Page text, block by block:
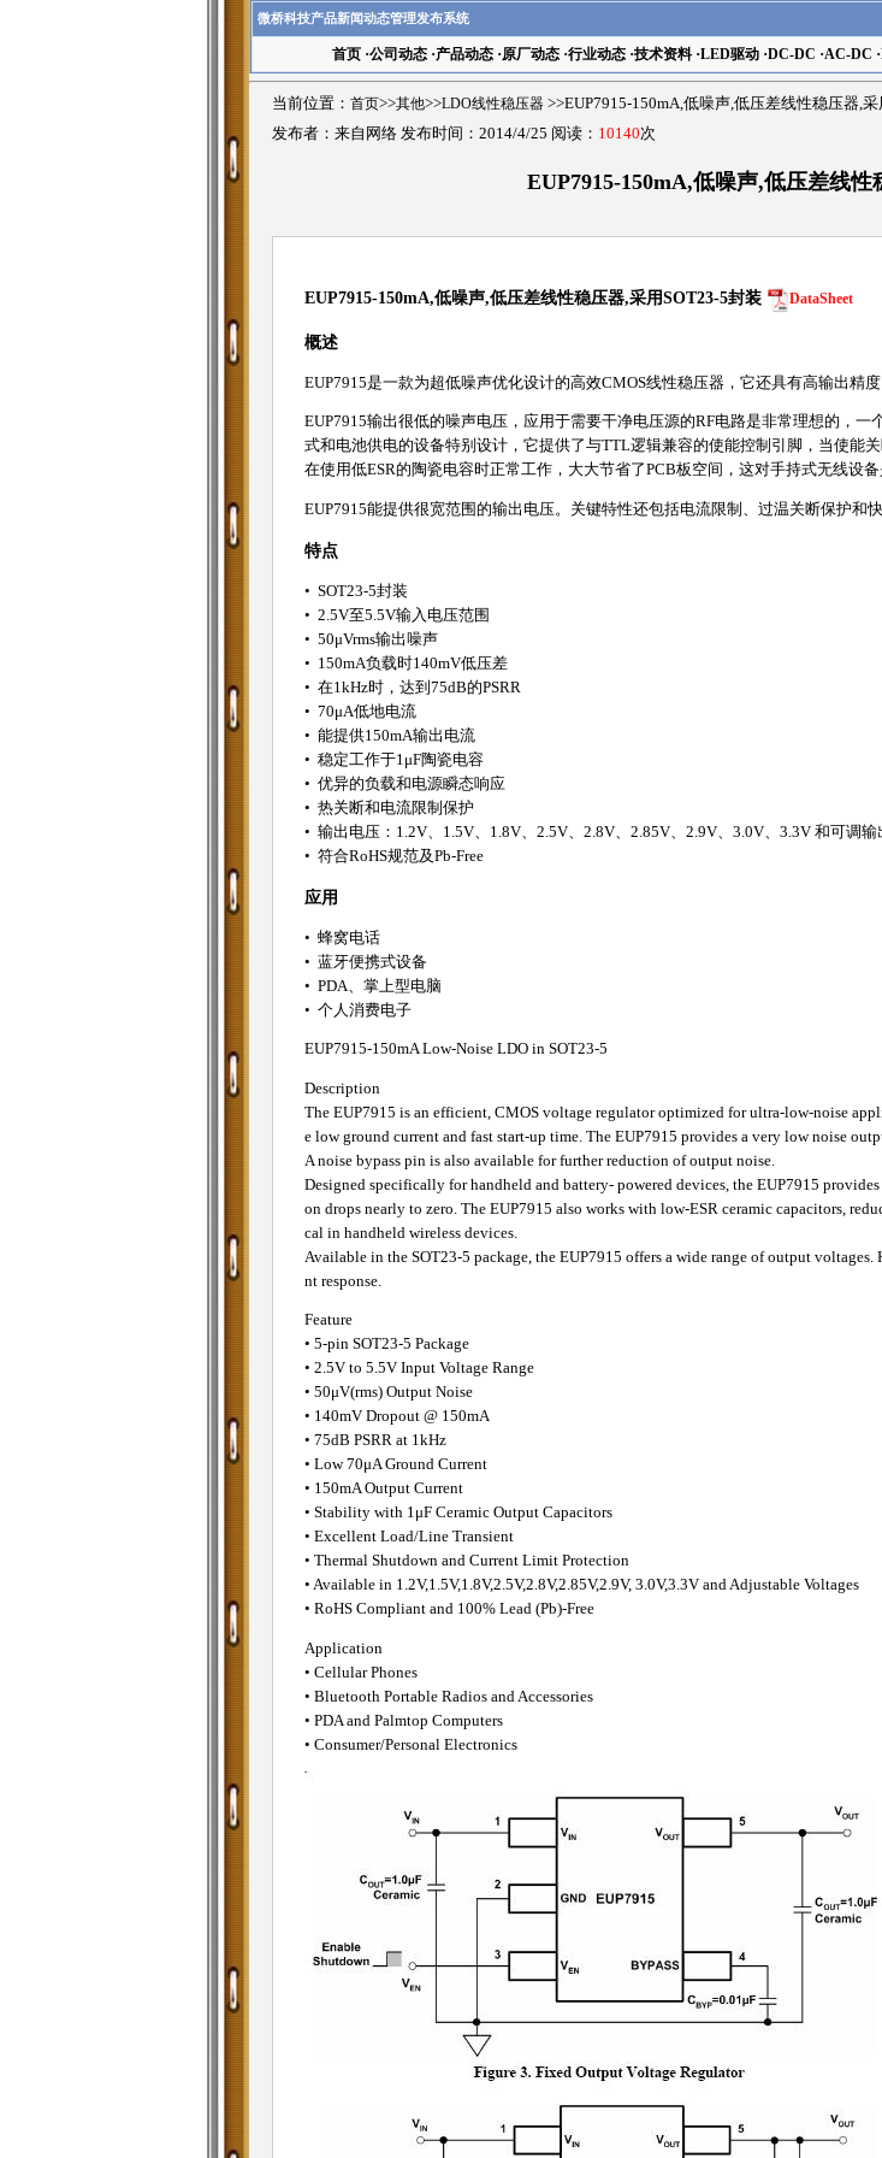
微桥科技产品新闻动态管理发布系统
首页·公司动态·产品动态·原厂动态·行业动态·技术资料·LED驱动·DC-DC ·AC-DC ·
当前位置： 首页>>其他>>LDO线性稳压器 >>EUP7915-150mA,低噪声,低压差线性稳压器,
发布者：来自网络 发布时间：2014/4/25 阅读： 10140次
EUP7915-150mA,低噪声,低压差线
EUP7915-150mA,低噪声,低压差线性稳压器,采用SOT23-5封装 DataSheet
概述
EUP7915是一款为超低噪声优化设计的高效CMOS线性稳压器，它还具有高输出精
EUP7915输出很低的噪声电压，应用于需要干净电压源的RF电路是非常理想的，
式和电池供电的设备特别设计，它提供了与TTL逻辑兼容的使能控制引脚，当使能
在使用低ESR的陶瓷电容时正常工作，大大节省了PCB板空间，这对手持式无线设备
EUP7915能提供很宽范围的输出电压。关键特性还包括电流限制、过温关断保护和快
特点
• SOT23-5封装
• 2.5V至5.5V输入电压范围
• 50μVrms输出噪声
• 150mA负载时140mV低压差
• 在1kHz时，达到75dB的PSRR
• 70μA低地电流
• 能提供150mA输出电流
• 稳定工作于1μF陶瓷电容
• 优异的负载和电源瞬态响应
• 热关断和电流限制保护
• 输出电压：1.2V、1.5V、1.8V、2.5V、2.8V、2.85V、2.9V、3.0V、3.3V 和可调输
• 符合RoHS规范及Pb-Free
应用
• 蜂窝电话
• 蓝牙便携式设备
• PDA、掌上型电脑
• 个人消费电子
EUP7915-150mA Low-Noise LDO in SOT23-5
Description
The EUP7915 is an efficient, CMOS voltage regulator optimized for ultra-low-noise
e low ground current and fast start-up time. The EUP7915 provides a very low noise
A noise bypass pin is also available for further reduction of output noise.
Designed specifically for handheld and battery- powered devices, the EUP7915
on drops nearly to zero. The EUP7915 also works with low-ESR ceramic capacitors,
cal in handheld wireless devices.
Available in the SOT23-5 package, the EUP7915 offers a wide range of output
nt response.
Feature
• 5-pin SOT23-5 Package
• 2.5V to 5.5V Input Voltage Range
• 50μV(rms) Output Noise
• 140mV Dropout @ 150mA
• 75dB PSRR at 1kHz
• Low 70μA Ground Current
• 150mA Output Current
• Stability with 1μF Ceramic Output Capacitors
• Excellent Load/Line Transient
• Thermal Shutdown and Current Limit Protection
• Available in 1.2V,1.5V,1.8V,2.5V,2.8V,2.85V,2.9V, 3.0V,3.3V and Adjustable Voltages
• RoHS Compliant and 100% Lead (Pb)-Free
Application
• Cellular Phones
• Bluetooth Portable Radios and Accessories
• PDA and Palmtop Computers
• Consumer/Personal Electronics